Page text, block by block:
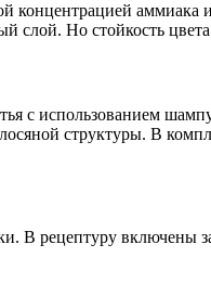
концентрацией аммиака
слой. Но стойкость
с использованием
структуры. В
В рецептуру